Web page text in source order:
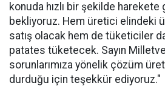
konuda hızlı bir şekilde
bekliyoruz. Hem üretici elindeki
satış olacak hem de tüketiciler
patates tüketecek. Sayın
sorunlarımıza yönelik çözüm
durduğu için teşekkür ediyoruz."